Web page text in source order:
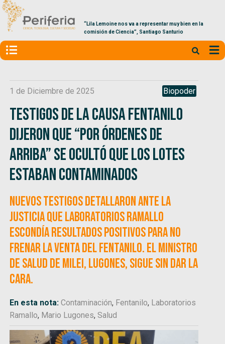
“Lila Lemoine nos va a representar muy bien en la
comisión de Ciencia”, Santiago Santurio
1 de Diciembre de 2025 Biopoder
Testigos de la causa fentanilo
dijeron que “por órdenes de
arriba” se ocultó que los lotes
estaban contaminados
Nuevos testigos detallaron ante la
Justicia que Laboratorios Ramallo
escondía resultados positivos para no
frenar la venta del fentanilo. El ministro
de Salud de Milei, Lugones, sigue sin dar la
cara.
En esta nota:Contaminación, Fentanilo, Laboratorios
Ramallo, Mario Lugones,Salud